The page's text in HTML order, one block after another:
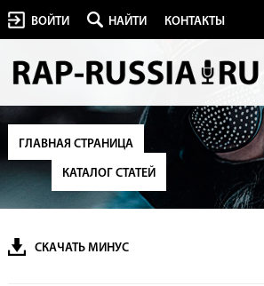
ВОЙТИ НАЙТИ КОНТАКТЫ
ГЛАВНАЯ СТРАНИЦА
КАТАЛОГ СТАТЕЙ
СКАЧАТЬ МИНУС